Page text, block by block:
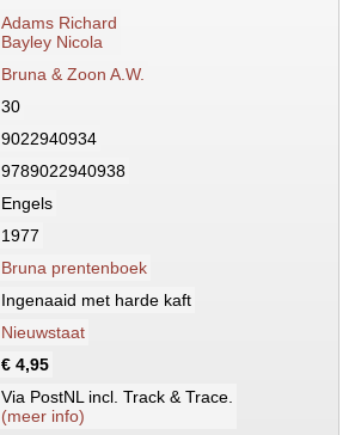
Adams Richard
Bayley Nicola
Bruna & Zoon A.W.
30
9022940934
9789022940938
Engels
1977
Bruna prentenboek
Ingenaaid met harde kaft
Nieuwstaat
€ 4,95
Via PostNL incl. Track & Trace.
(meer info)